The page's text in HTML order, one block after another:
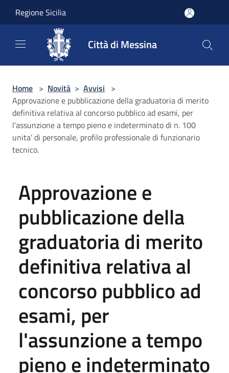
Regione Sicilia
Città di Messina
Home > Novità > Avvisi >
Approvazione e pubblicazione della graduatoria di merito
definitiva relativa al concorso pubblico ad esami, per
l'assunzione a tempo pieno e indeterminato di n. 100
unita’ di personale, profilo professionale di funzionario
tecnico.
Approvazione e
pubblicazione della
graduatoria di merito
definitiva relativa al
concorso pubblico ad
esami, per
l'assunzione a tempo
pieno e indeterminato